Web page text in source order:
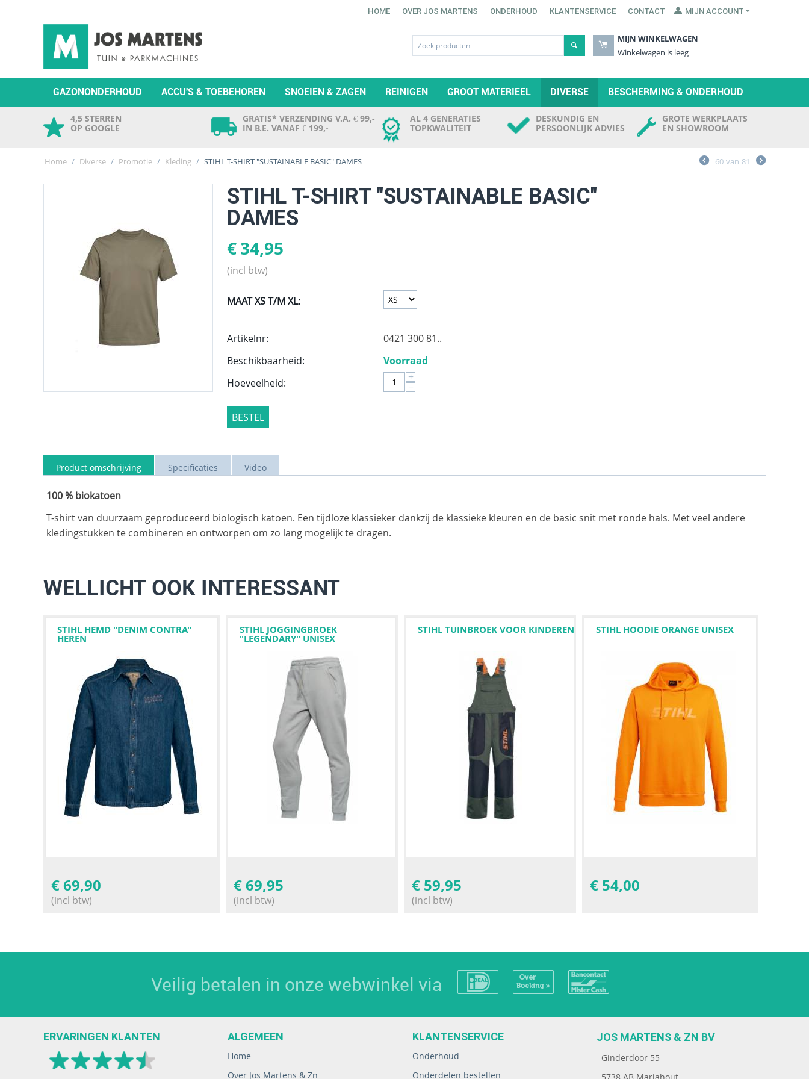
HOME OVER JOS MARTENS ONDERHOUD KLANTENSERVICE CONTACT MIJN ACCOUNT
MIJN WINKELWAGEN
Winkelwagen is leeg
GAZONONDERHOUD ACCU'S & TOEBEHOREN SNOEIEN & ZAGEN REINIGEN GROOT MATERIEEL DIVERSE BESCHERMING & ONDERHOUD
4,5 STERREN
OP GOOGLE
GRATIS* VERZENDING V.A. € 99,-
IN B.E. VANAF € 199,-
AL 4 GENERATIES
TOPKWALITEIT
DESKUNDIG EN
PERSOONLIJK ADVIES
GROTE WERKPLAATS
EN SHOWROOM
Home / Diverse / Promotie / Kleding / STIHL T-SHIRT "SUSTAINABLE BASIC" DAMES 60 van 81
STIHL T-SHIRT "SUSTAINABLE BASIC"
DAMES
€34,95
(incl btw)
MAAT XS T/M XL:
Artikelnr:
0421 300 81..
Beschikbaarheid:
Voorraad
Hoeveelheid:
+
−
BESTEL
Product omschrijving Specificaties Video
100 % biokatoen
T-shirt van duurzaam geproduceerd biologisch katoen. Een tijdloze klassieker dankzij de klassieke kleuren en de basic snit met ronde hals. Met veel andere
kledingstukken te combineren en ontworpen om zo lang mogelijk te dragen.
WELLICHT OOK INTERESSANT
STIHL HEMD "DENIM CONTRA"
HEREN
€69,90
(incl btw)
STIHL JOGGINGBROEK
"LEGENDARY" UNISEX
€69,95
(incl btw)
STIHL TUINBROEK VOOR KINDEREN
€ 59,95
(incl btw)
STIHL HOODIE ORANGE UNISEX
€ 54,00
Veilig betalen in onze webwinkel via
ERVARINGEN KLANTEN ALGEMEEN
Home
Over Jos Martens & Zn
KLANTENSERVICE
Onderhoud
Onderdelen bestellen
JOS MARTENS & ZN BV
Ginderdoor 55